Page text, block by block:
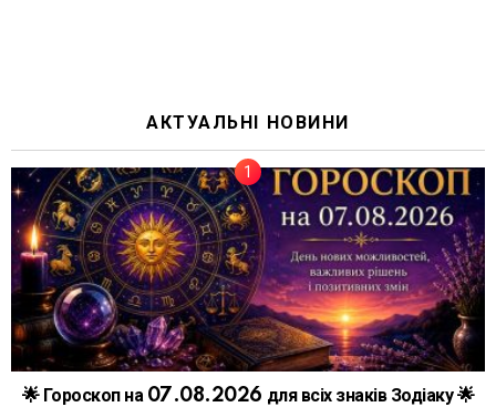
АКТУАЛЬНІ НОВИНИ
🌟 Гороскоп на 07.08.2026 для всіх знаків Зодіаку 🌟